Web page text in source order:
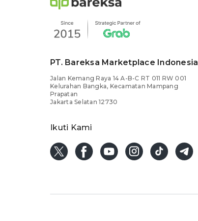
PT. Bareksa Marketplace Indonesia
Jalan Kemang Raya 14 A-B-C RT 011 RW 001
Kelurahan Bangka, Kecamatan Mampang
Prapatan
Jakarta Selatan 12730
Ikuti Kami